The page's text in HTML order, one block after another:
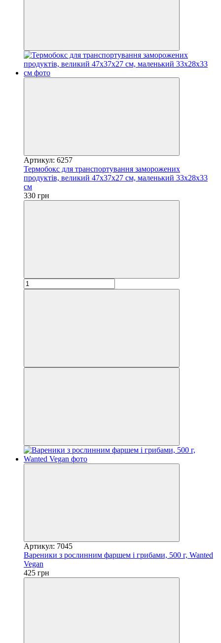
Артикул: 6257
Термобокс для транспортування заморожених
продуктів, великий 47х37х27 см, маленький 33х28х33
см
330 грн
Артикул: 7045
Вареники з рослинним фаршем і грибами, 500 г, Wanted
Vegan
425 грн